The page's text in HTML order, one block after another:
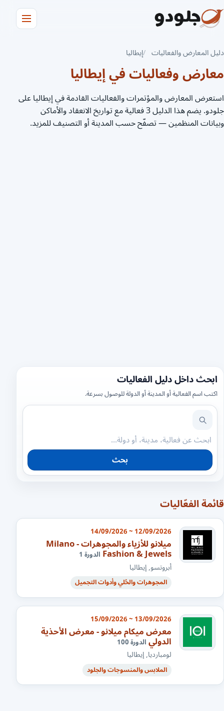
دليل المعارض والفعاليات إيطاليا
معارض وفعاليات في إيطاليا
استعرض المعارض والمؤتمرات والفعاليات القادمة في إيطاليا على
جلودو. يضم هذا الدليل 3 فعالية مع تواريخ الانعقاد والأماكن
وبيانات المنظمين — تصفّح حسب المدينة أو التصنيف للمزيد.
ابحث داخل دليل الفعاليات
اكتب اسم الفعالية أو المدينة أو الدولة للوصول بسرعة.
بحث
قائمة الفعّاليات
12/09/2026 ~ 14/09/2026
ميلانو للأزياء والمجوهرات - Milano
Fashion & Jewelsالدورة 1
أبروتسو, إيطاليا
المجوهرات والحُلي وأدوات التجميل
13/09/2026 ~ 15/09/2026
معرض ميكام ميلانو - معرض الأحذية
الدوليالدورة 100
لومبارديا, إيطاليا
الملابس والمنسوجات والجلود